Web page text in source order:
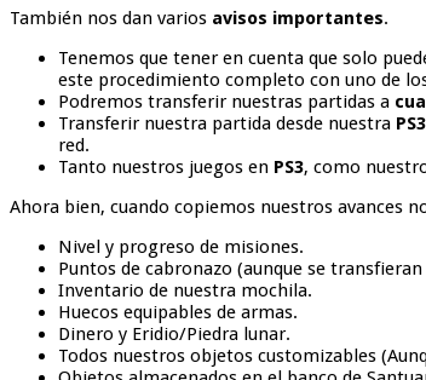
También nos dan varios avisos importantes.
Tenemos que tener en cuenta que solo
este procedimiento completo con uno de
Podremos transferir nuestras partidas a
Transferir nuestra partida desde nuestra PS3
red.
Tanto nuestros juegos en PS3, como
Ahora bien, cuando copiemos nuestros avances
Nivel y progreso de misiones.
Puntos de cabronazo (aunque se
Inventario de nuestra mochila.
Huecos equipables de armas.
Dinero y Eridio/Piedra lunar.
Todos nuestros objetos customizables